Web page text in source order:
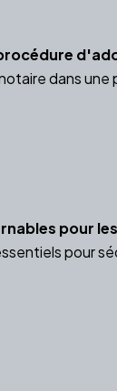
dans
pour
pour